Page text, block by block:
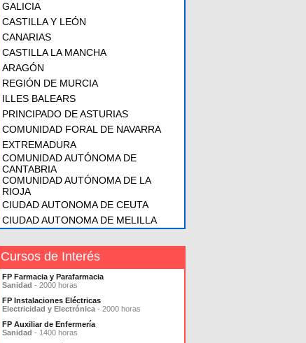
GALICIA
CASTILLA Y LEÓN
CANARIAS
CASTILLA LA MANCHA
ARAGÓN
REGIÓN DE MURCIA
ILLES BALEARS
PRINCIPADO DE ASTURIAS
COMUNIDAD FORAL DE NAVARRA
EXTREMADURA
COMUNIDAD AUTÓNOMA DE
CANTABRIA
COMUNIDAD AUTÓNOMA DE LA
RIOJA
CIUDAD AUTONOMA DE CEUTA
CIUDAD AUTONOMA DE MELILLA
Cursos de Interés
FP Farmacia y Parafarmacia
Sanidad - 2000 horas
FP Instalaciones Eléctricas
Electricidad y Electrónica - 2000 horas
FP Auxiliar de Enfermería
Sanidad - 1400 horas